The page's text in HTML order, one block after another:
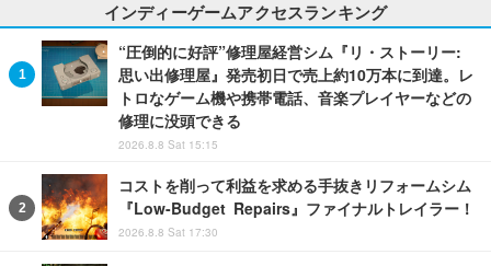
インディーゲームアクセスランキング
“圧倒的に好評”修理屋経営シム『リ・ストーリー:
思い出修理屋』発売初日で売上約10万本に到達。レ
トロなゲーム機や携帯電話、音楽プレイヤーなどの
修理に没頭できる
2026.8.8 Sat 15:15
コストを削って利益を求める手抜きリフォームシム
『Low-Budget Repairs』ファイナルトレイラー！
2026.8.8 Sat 17:30